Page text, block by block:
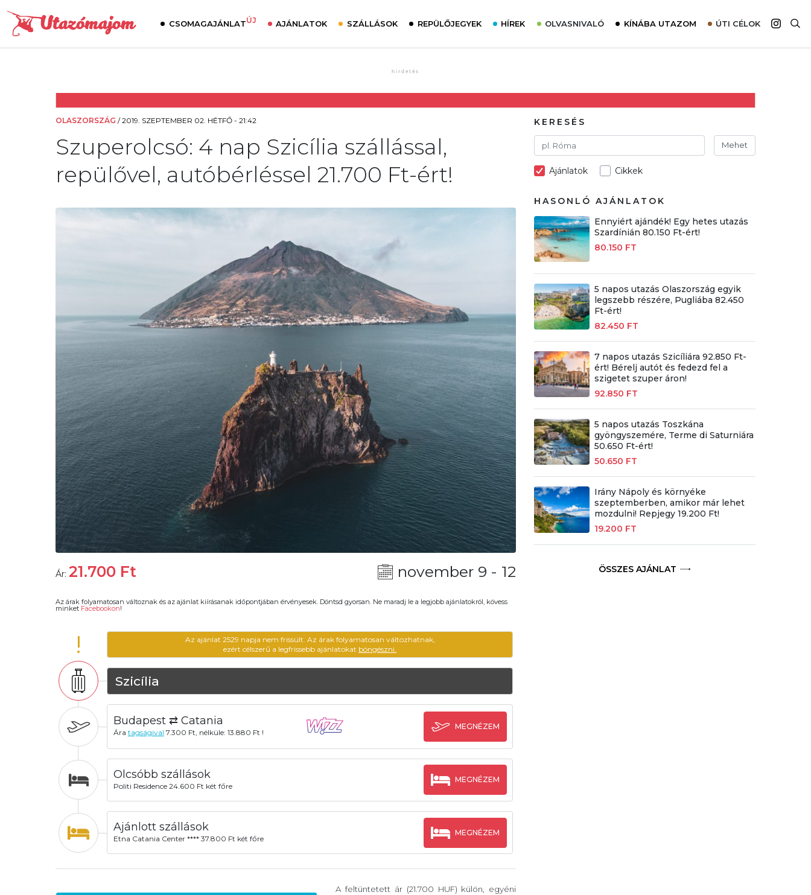
CSOMAGAJÁNLATÚJ AJÁNLATOK SZÁLLÁSOK REPÜLŐJEGYEK HÍREK OLVASNIVALÓ
Utazómajom – CitySIM kártya a világutazóknak
Élménybeszámolók
Szállodalátogatás
Sajtómegjelenések
KÍNÁBA UTAZOM ÚTI CÉLOK
Afrika
OLASZORSZÁG /2019. SZEPTEMBER 02. HÉTFŐ - 21:42
Szuperolcsó: 4 nap Szicília szállással,
repülővel, autóbérléssel 21.700 Ft-ért!
Ár: 21.700 Ft november 9 - 12
Az árak folyamatosan változnak és az ajánlat kiírásanak időpontjában érvényesek. Döntsd gyorsan. Ne maradj le a legjobb ajánlatokról, kövess
minket Facebookon!
!
Az ajánlat 2529 napja nem frissült. Az árak folyamatosan változhatnak,
ezért célszerű a legfrissebb ajánlatokat böngészni.
Szicília
Budapest ⇄ Catania
Ára tagságival 7.300 Ft, nélküle: 13.880 Ft !
MEGNÉZEM
Olcsóbb szállások
Politi Residence 24.600 Ft két főre
MEGNÉZEM
Ajánlott szállások
Etna Catania Center **** 37.800 Ft két főre
MEGNÉZEM
A feltüntetett ár (21.700 HUF) külön, egyéni
KERESÉS
Mehet
Ajánlatok Cikkek
HASONLÓ AJÁNLATOK
Ennyiért ajándék! Egy hetes utazás
Szardínián 80.150 Ft-ért!
80.150 FT
5 napos utazás Olaszország egyik
legszebb részére, Pugliába 82.450
Ft-ért!
82.450 FT
7 napos utazás Szicíliára 92.850 Ft-
ért! Bérelj autót és fedezd fel a
szigetet szuper áron!
92.850 FT
5 napos utazás Toszkána
gyöngyszemére, Terme di Saturniára
50.650 Ft-ért!
50.650 FT
Irány Nápoly és környéke
szeptemberben, amikor már lehet
mozdulni! Repjegy 19.200 Ft!
19.200 FT
ÖSSZES AJÁNLAT